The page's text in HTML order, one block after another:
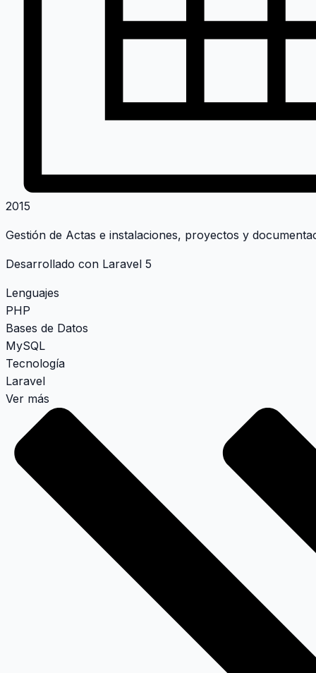
2015
Gestión de Actas e instalaciones, proyectos y
Desarrollado con Laravel 5
Lenguajes
PHP
Bases de Datos
MySQL
Tecnología
Laravel
Ver más